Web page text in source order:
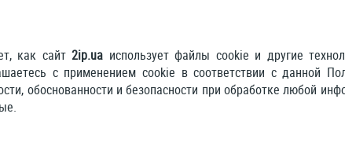
как сайт2ip.ua использует файлы cookie и другие
с применением cookie в соответствии с данной
обоснованности и безопасности при обработке любой